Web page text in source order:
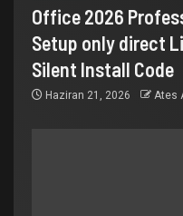
Office 2026
Setup only direct
Silent Install Code
Haziran 21, 2026 Ates